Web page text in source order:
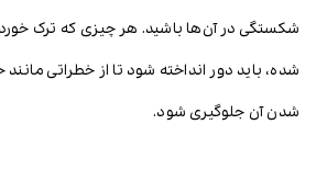
شکستگی در آن‌ها باشید. هر چیزی که ترک
شده، باید دور انداخته شود تا از خطراتی
شدن آن جلوگیری شود.